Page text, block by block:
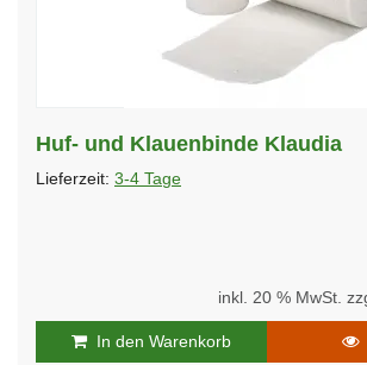
Huf- und Klauenbinde Klaudia
Lieferzeit: 3-4 Tage
inkl. 20 % MwSt.
In den Warenkorb